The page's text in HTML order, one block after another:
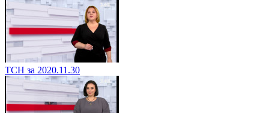
ТСН за 2020.11.30